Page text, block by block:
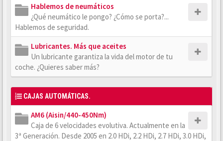
Hablemos de neumáticos
¿Qué neumático le pongo? ¿Cómo se porta?...
Hablemos de seguridad.
Lubricantes. Más que aceites
Un lubricante garantiza la vida del motor de tu
coche. ¿Quieres saber más?
CAJAS AUTOMÁTICAS.
AM6 (Aisin/440-450Nm)
Caja de 6 velocidades evolutiva. Actualmente en la
3ª Generación. Desde 2005 en 2.0 HDi, 2.2 HDi, 2.7 HDi, 3.0 HDi,